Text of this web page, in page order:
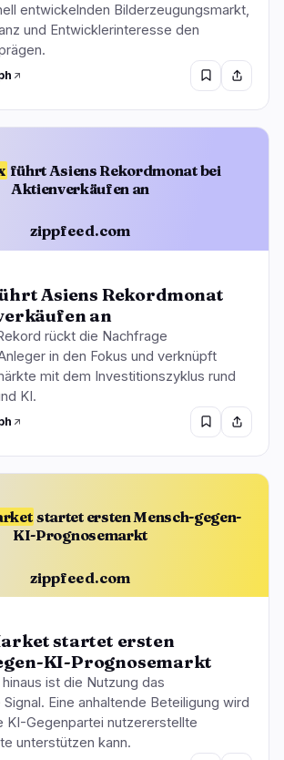
entwickelnden Bilderzeugungsmarkt,
und Entwicklerinteresse den
führt Asiens Rekordmonat bei
Aktienverkäufen an
zippfeed.com
Asiens Rekordmonat
an
rückt die Nachfrage
in den Fokus und verknüpft
mit dem Investitionszyklus rund
KI.
startet ersten Mensch-gegen-
KI-Prognosemarkt
zippfeed.com
startet ersten
KI-Prognosemarkt
ist die Nutzung das
Eine anhaltende Beteiligung wird
KI-Gegenpartei nutzererstellte
unterstützen kann.